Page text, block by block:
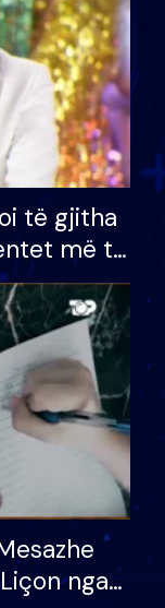
të gjitha
më të
Do më
nga